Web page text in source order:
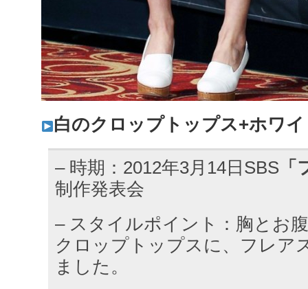
白のクロップトップス+ホワ
– 時期：2012年3月14日SBS
制作発表会
– スタイルポイント：胸とお
クロップトップスに、フレア
ました。